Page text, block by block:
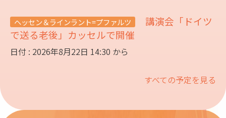
ヘッセン＆ラインラント=プファルツ
講演会「ドイツ
で送る老後」カッセルで開催
日付 : 2026年8月22日 14:30 から
すべての予定を見る